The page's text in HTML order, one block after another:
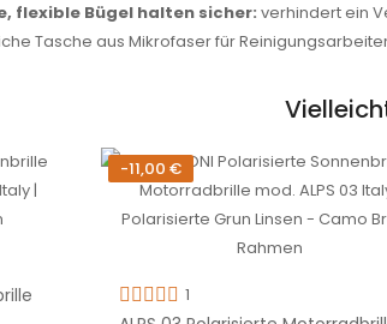
flexible Bügel halten sicher: verhindert ein
Tasche aus Mikrofaser für
-11,00 €
1